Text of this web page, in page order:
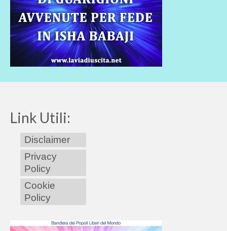
Link Utili:
Disclaimer
Privacy
Policy
Cookie
Policy